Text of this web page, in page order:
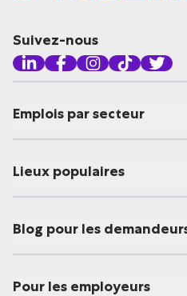
Suivez-nous
Emplois par secteur
Lieux populaires
Blog pour les
Pour les employeurs